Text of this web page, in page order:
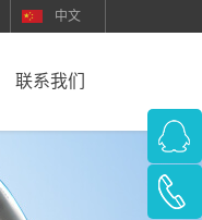
中文
联系我们